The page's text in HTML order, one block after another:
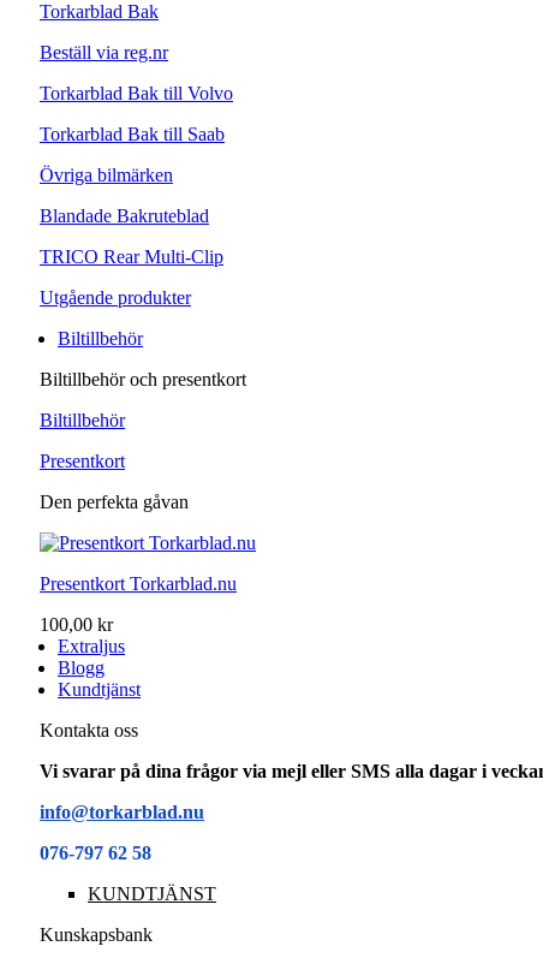
Torkarblad Bak
Beställ via reg.nr
Torkarblad Bak till Volvo
Torkarblad Bak till Saab
Övriga bilmärken
Blandade Bakruteblad
TRICO Rear Multi-Clip
Utgående produkter
Biltillbehör
Biltillbehör och presentkort
Biltillbehör
Presentkort
Den perfekta gåvan
Presentkort Torkarblad.nu
100,00 kr
Extraljus
Blogg
Kundtjänst
Kontakta oss
Vi svarar på dina frågor via mejl eller SMS alla dagar i
info@torkarblad.nu
076-797 62 58
KUNDTJÄNST
Kunskapsbank